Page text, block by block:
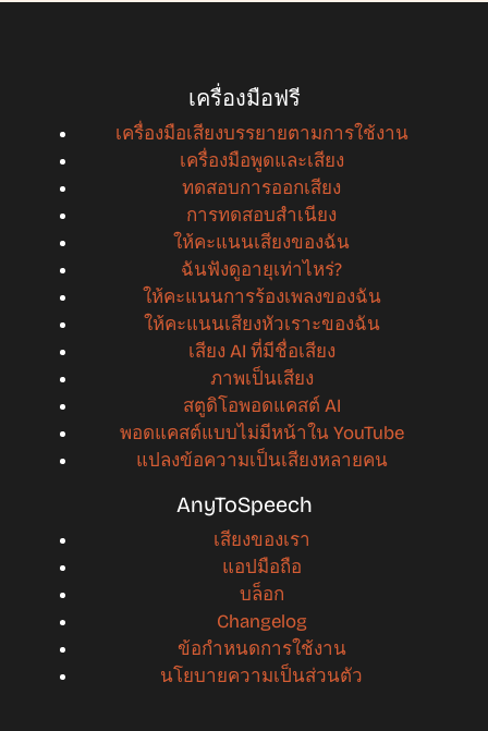
เครื่องมือฟรี
เครื่องมือเสียงบรรยายตามการใช้งาน
เครื่องมือพูดและเสียง
ทดสอบการออกเสียง
การทดสอบสำเนียง
ให้คะแนนเสียงของฉัน
ฉันฟังดูอายุเท่าไหร่?
ให้คะแนนการร้องเพลงของฉัน
ให้คะแนนเสียงหัวเราะของฉัน
เสียง AI ที่มีชื่อเสียง
ภาพเป็นเสียง
สตูดิโอพอดแคสต์ AI
พอดแคสต์แบบไม่มีหน้าใน YouTube
แปลงข้อความเป็นเสียงหลายคน
AnyToSpeech
เสียงของเรา
แอปมือถือ
บล็อก
Changelog
ข้อกำหนดการใช้งาน
นโยบายความเป็นส่วนตัว